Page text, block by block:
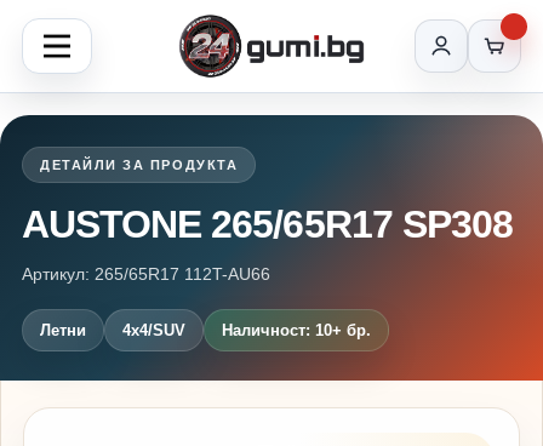
ДЕТАЙЛИ ЗА ПРОДУКТА
AUSTONE 265/65R17 SP308
Артикул: 265/65R17 112T-AU66
Летни 4x4/SUV Наличност: 10+ бр.